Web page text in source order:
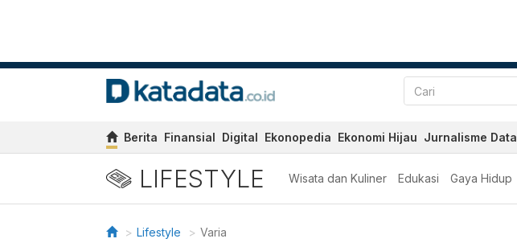
Berita Finansial Digital Ekonopedia Ekonomi Hijau Jurnalisme Data
LIFESTYLE Wisata dan Kuliner Edukasi Gaya Hidup
Lifestyle Varia